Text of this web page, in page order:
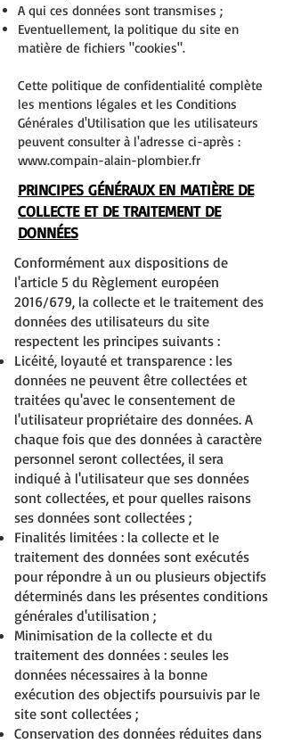
A qui ces données sont transmises ;
Eventuellement, la politique du site en
matière de fichiers "cookies".
Cette politique de confidentialité complète
les mentions légales et les Conditions
Générales d'Utilisation que les utilisateurs
peuvent consulter à l'adresse ci-après :
www.compain-alain-plombier.fr
PRINCIPES GÉNÉRAUX EN MATIÈRE DE
COLLECTE ET DE TRAITEMENT DE
DONNÉES
Conformément aux dispositions de
l'article 5 du Règlement européen
2016/679, la collecte et le traitement des
données des utilisateurs du site
respectent les principes suivants :
Licéité, loyauté et transparence : les
données ne peuvent être collectées et
traitées qu'avec le consentement de
l'utilisateur propriétaire des données. A
chaque fois que des données à caractère
personnel seront collectées, il sera
indiqué à l'utilisateur que ses données
sont collectées, et pour quelles raisons
ses données sont collectées ;
Finalités limitées : la collecte et le
traitement des données sont exécutés
pour répondre à un ou plusieurs objectifs
déterminés dans les présentes conditions
générales d'utilisation ;
Minimisation de la collecte et du
traitement des données : seules les
données nécessaires à la bonne
exécution des objectifs poursuivis par le
site sont collectées ;
Conservation des données réduites dans